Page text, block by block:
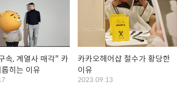
속, 계열사 매각" 카
히는 이유
카카오헤어샵 철수가 황당한
이유
2023.09.13